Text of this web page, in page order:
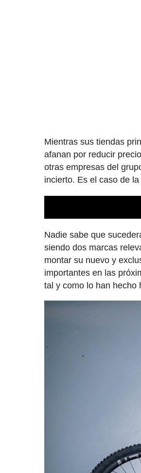
Mientras sus tiendas
afanan por reducir
otras empresas del
incierto. Es el caso de
Nadie sabe que
siendo dos marcas
montar su nuevo y
importantes en las
tal y como lo han hecho